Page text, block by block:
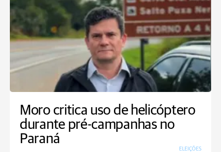
Moro critica uso de helicóptero
durante pré-campanhas no
Paraná
ELEIÇÕES